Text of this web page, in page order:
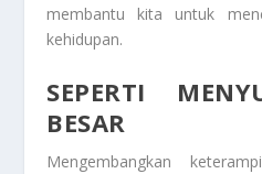
membantu kita untuk
kehidupan.
SEPERTI
BESAR
Mengembangkan